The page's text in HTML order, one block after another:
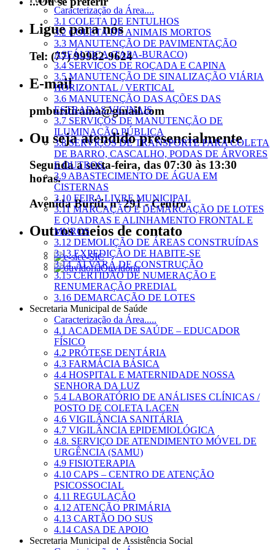
Ligue para nós
Tel: (77) 99982-9624
E-mail
pmburitirama@gmail.com
Ou seja atendido presencialmente
Segunda a sexta-feira, das 07:30 às 13:30
horas.
Avenida Buriti, nº 291 - Centro
Outros meios de contato
e-SIC
Ouvidoria
Caracterização da Área....
3.1 COLETA DE ENTULHOS
3.2 COLETA DE ANIMAIS MORTOS
3.3 MANUTENÇÃO DE PAVIMENTAÇÃO
ASFÁLTICA (TAPA-BURACO)
3.4 SERVIÇOS DE ROÇADA E CAPINA
3.5 MANUTENÇÃO DE SINALIZAÇÃO VIÁRIA
HORIZONTAL / VERTICAL
3.6 MANUTENÇÃO DAS AÇÕES DAS
ESTRADAS VICINAIS
3.7 SERVIÇOS DE MANUTENÇÃO DE
ILUMINAÇÃO PÚBLICA
3.8 SERVIÇOS DE TRANSPORTE PARA COLETA
DE BARRO, CASCALHO, PODAS DE ÁRVORES
E OUTROS.
3.9 ABASTECIMENTO DE ÁGUA EM
CISTERNAS
3.10 FEIRA LIVRE MUNICIPAL
3.11 MARCAÇÃO E DEMARCAÇÃO DE LOTES
E QUADRAS E ALINHAMENTO FRONTAL E
MUROS
3.12 DEMOLIÇÃO DE ÁREAS CONSTRUÍDAS
3.13 EXPEDIÇÃO DE HABITE-SE
3.14. ALVARÁ DE CONSTRUÇÃO
3.15 CERTIDÃO DE NUMERAÇÃO E
RENUMERAÇÃO PREDIAL
3.16 DEMARCAÇÃO DE LOTES
Secretaria Municipal de Saúde
Caracterização da Área.....
4.1 ACADEMIA DE SAÚDE – EDUCADOR
FÍSICO
4.2 PRÓTESE DENTÁRIA
4.3 FARMÁCIA BÁSICA
4.4 HOSPITAL E MATERNIDADE NOSSA
SENHORA DA LUZ
5.4 LABORATÓRIO DE ANÁLISES CLÍNICAS /
POSTO DE COLETA LACEN
4.6 VIGILÂNCIA SANITÁRIA
4.7 VIGILÂNCIA EPIDEMIOLÓGICA
4.8. SERVIÇO DE ATENDIMENTO MÓVEL DE
URGÊNCIA (SAMU)
4.9 FISIOTERAPIA
4.10 CAPS – CENTRO DE ATENÇÃO
PSICOSSOCIAL
4.11 REGULAÇÃO
4.12 ATENÇÃO PRIMÁRIA
4.13 CARTÃO DO SUS
4.14 CASA DE APOIO
Secretaria Municipal de Assistência Social